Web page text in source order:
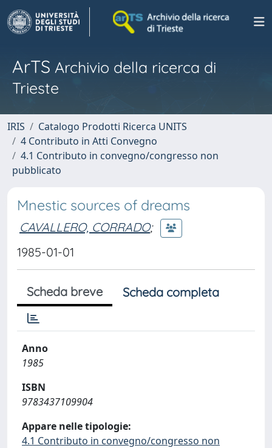
ArTS Archivio della ricerca di
Trieste
IRIS
Catalogo Prodotti Ricerca UNITS
4 Contributo in Atti Convegno
4.1 Contributo in convegno/congresso non
pubblicato
Mnestic sources of dreams
CAVALLERO, CORRADO;
1985-01-01
Scheda breve Scheda completa
Anno
1985
ISBN
9783437109904
Appare nelle tipologie:
4.1 Contributo in convegno/congresso non